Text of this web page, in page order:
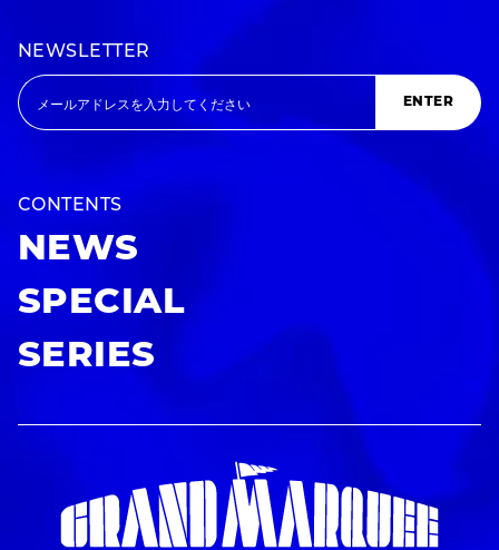
NEWSLETTER
ENTER
CONTENTS
NEWS
SPECIAL
SERIES